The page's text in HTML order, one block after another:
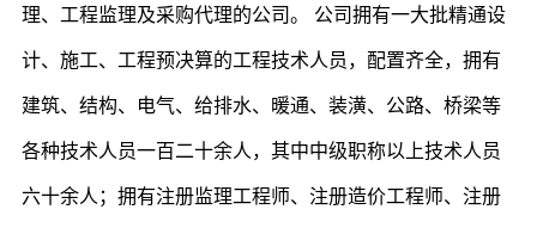
理、工程监理及采购代理的公司。 公司拥有一大批精通设
计、施工、工程预决算的工程技术人员，配置齐全，拥有
建筑、结构、电气、给排水、暖通、装潢、公路、桥梁等
各种技术人员一百二十余人，其中中级职称以上技术人员
六十余人；拥有注册监理工程师、注册造价工程师、注册